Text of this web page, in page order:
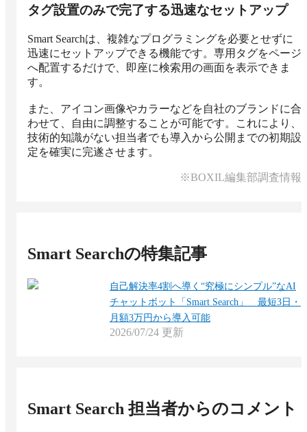
タグ設置のみで完了する迅速なセットアップ
Smart Searchは、複雑なプログラミングを必要とせずに
迅速にセットアップできる機能です。専用タグをページ
へ配置するだけで、即座に検索用の画面を表示できま
す。
また、アイコン画像やカラーなどを自社のブランドに合
わせて、自由に調整することが可能です。これにより、
技術的知識がない担当者でも導入から公開までの初期設
定を確実に完遂させます。
※BOXIL編集部調査情報
Smart Searchの特集記事
自己解決率4割へ導く“究極にシンプル”なAI
チャットボット「Smart Search」 最短3日・
月額3万円から導入可能
2026/07/24 更新
Smart Search 担当者からのコメント